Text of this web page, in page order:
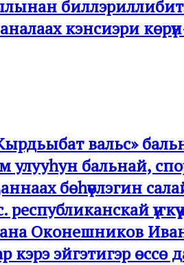
кэнсиэри
вальс»
улууһун бальнай,
бөһүөлэгин
үҥкүү
Оконешников
эйгэтигэр өссө